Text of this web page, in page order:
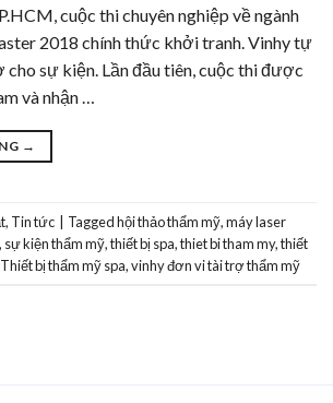
cuộc thi chuyên nghiệp về ngành
2018 chính thức khởi tranh. Vinhy tự
cho sự kiện. Lần đầu tiên, cuộc thi được
và nhận …
→
, Tin tức Taggedhội thảo thẩm mỹ,máy laser
, sự kiện thẩm mỹ,thiết bị spa,thiet bi tham my,thiết
Thiết bị thẩm mỹ spa,vinhy đơn vi tài trợ thẩm mỹ